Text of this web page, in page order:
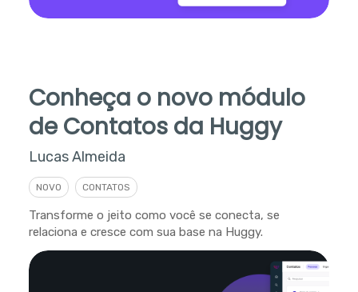
Conheça o novo módulo
de Contatos da Huggy
Lucas Almeida
NOVO CONTATOS
Transforme o jeito como você se conecta, se
relaciona e cresce com sua base na Huggy.